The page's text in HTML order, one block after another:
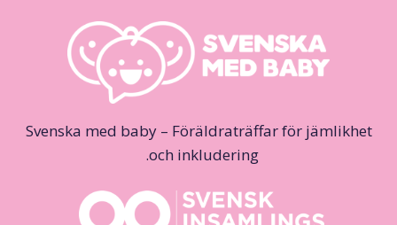
Svenska med baby – Föräldraträffar för jämlikhet
och inkludering.